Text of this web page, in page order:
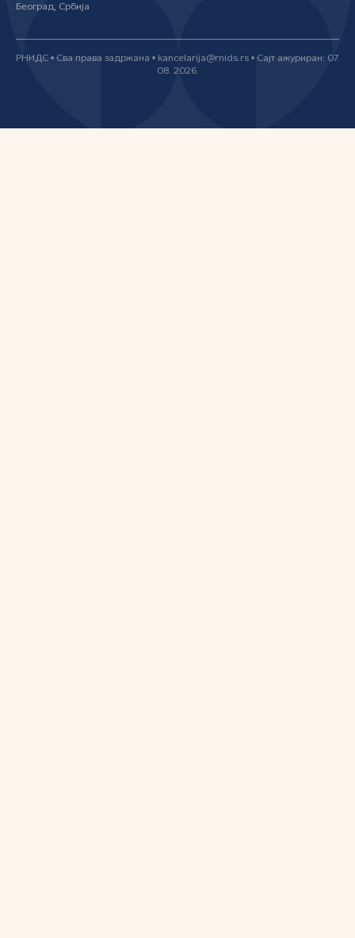
Београд, Србија
РНИДС • Сва права задржана • kancelarija@rnids.rs • Сајт ажуриран: 07.
08. 2026.